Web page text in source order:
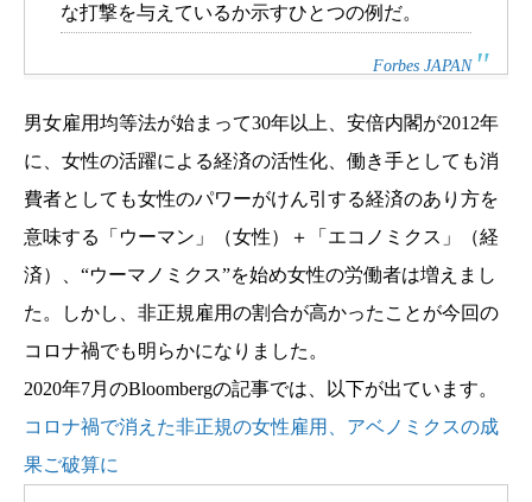
な打撃を与えているか示すひとつの例だ。
Forbes JAPAN
男女雇用均等法が始まって30年以上、安倍内閣が2012年
に、女性の活躍による経済の活性化、働き手としても消
費者としても女性のパワーがけん引する経済のあり方を
意味する「ウーマン」（女性）＋「エコノミクス」（経
済）、“ウーマノミクス”を始め女性の労働者は増えまし
た。しかし、非正規雇用の割合が高かったことが今回の
コロナ禍でも明らかになりました。
2020年7月のBloombergの記事では、以下が出ています。
コロナ禍で消えた非正規の女性雇用、アベノミクスの成
果ご破算に